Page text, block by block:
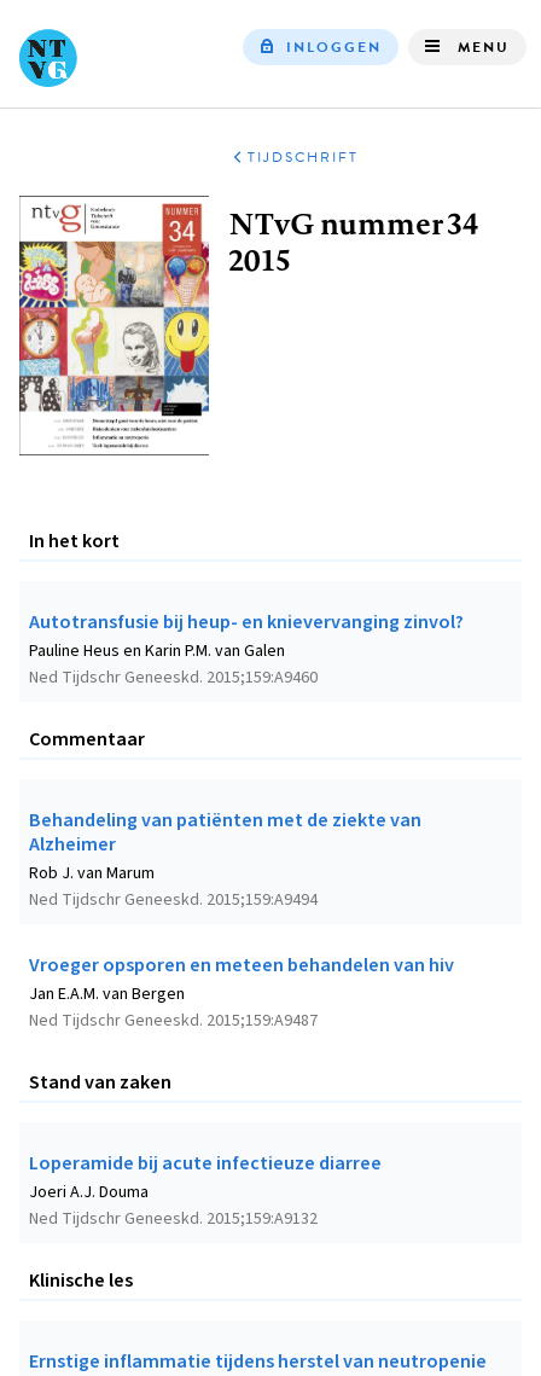
INLOGGEN MENU
TIJDSCHRIFT
NTvG nummer 34
2015
In het kort
Autotransfusie bij heup- en knievervanging zinvol?
Ned Tijdschr Geneeskd. 2015;159:A9460
Pauline Heus en Karin P.M. van Galen
Commentaar
Behandeling van patiënten met de ziekte van
Alzheimer
Ned Tijdschr Geneeskd. 2015;159:A9494
Rob J. van Marum
Vroeger opsporen en meteen behandelen van hiv
Ned Tijdschr Geneeskd. 2015;159:A9487
Jan E.A.M. van Bergen
Stand van zaken
Loperamide bij acute infectieuze diarree
Ned Tijdschr Geneeskd. 2015;159:A9132
Joeri A.J. Douma
Klinische les
Ernstige inflammatie tijdens herstel van neutropenie